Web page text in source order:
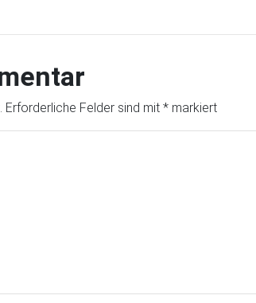
Erforderliche Felder sind mit * markiert